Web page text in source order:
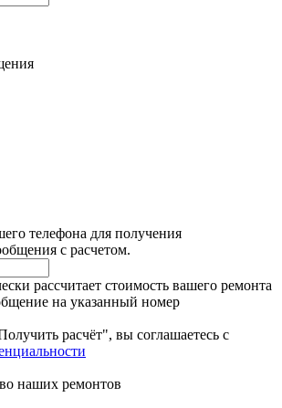
телефона для получения
с расчетом.
рассчитает стоимость вашего ремонта
на указанный номер
расчёт", вы соглашаетесь с
наших ремонтов